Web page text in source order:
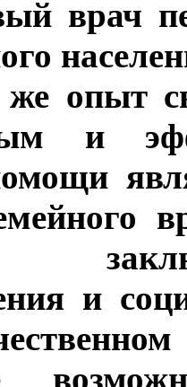
врач
опыт
и
и